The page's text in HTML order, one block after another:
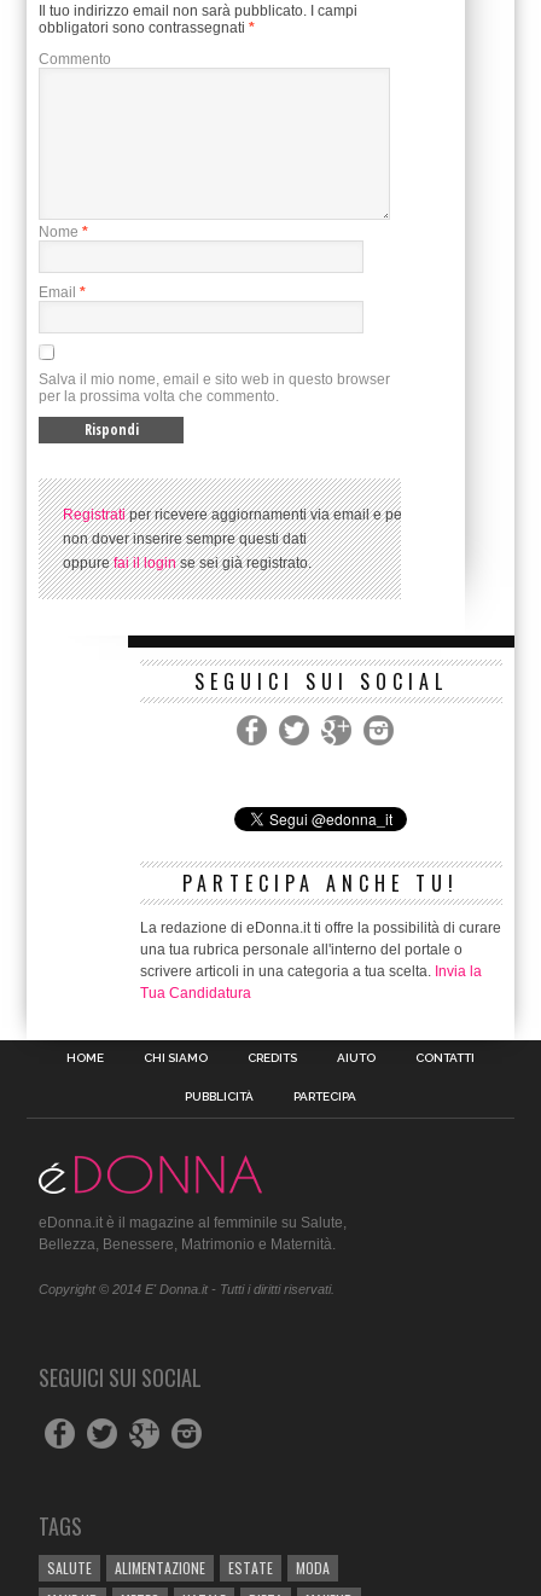
Il tuo indirizzo email non sarà pubblicato. I campi
obbligatori sono contrassegnati*
Commento
Nome *
Email *
Salva il mio nome, email e sito web in questo browser
per la prossima volta che commento.
Registratiper ricevere aggiornamenti via email e per
non dover inserire sempre questi dati
oppurefai il loginse sei già registrato.
SEGUICI SUI SOCIAL
PARTECIPA ANCHE TU!
La redazione di eDonna.it ti offre la possibilità di curare
una tua rubrica personale all'interno del portale o
scrivere articoli in una categoria a tua scelta. Invia la
Tua Candidatura
HOME CHI SIAMO CREDITS AIUTO CONTATTI
PUBBLICITÀ PARTECIPA
eDonna.it è il magazine al femminile su Salute,
Bellezza, Benessere, Matrimonio e Maternità.
Copyright © 2014 E' Donna.it - Tutti i diritti riservati.
SEGUICI SUI SOCIAL
TAGS
SALUTE ALIMENTAZIONE ESTATE
MODA